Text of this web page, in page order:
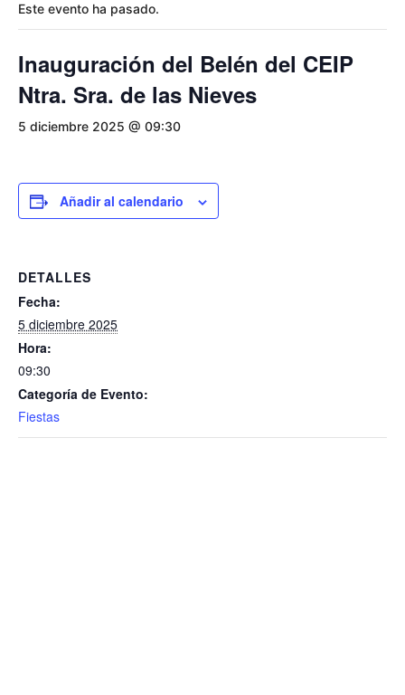
Este evento ha pasado.
Inauguración del Belén del CEIP
Ntra. Sra. de las Nieves
5 diciembre 2025 @ 09:30
Añadir al calendario
DETALLES
Fecha:
5 diciembre 2025
Hora:
09:30
Categoría de Evento:
Fiestas